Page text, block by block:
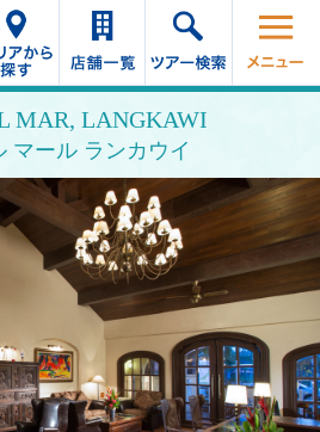
MAR, LANGKAWI
マール ランカウイ